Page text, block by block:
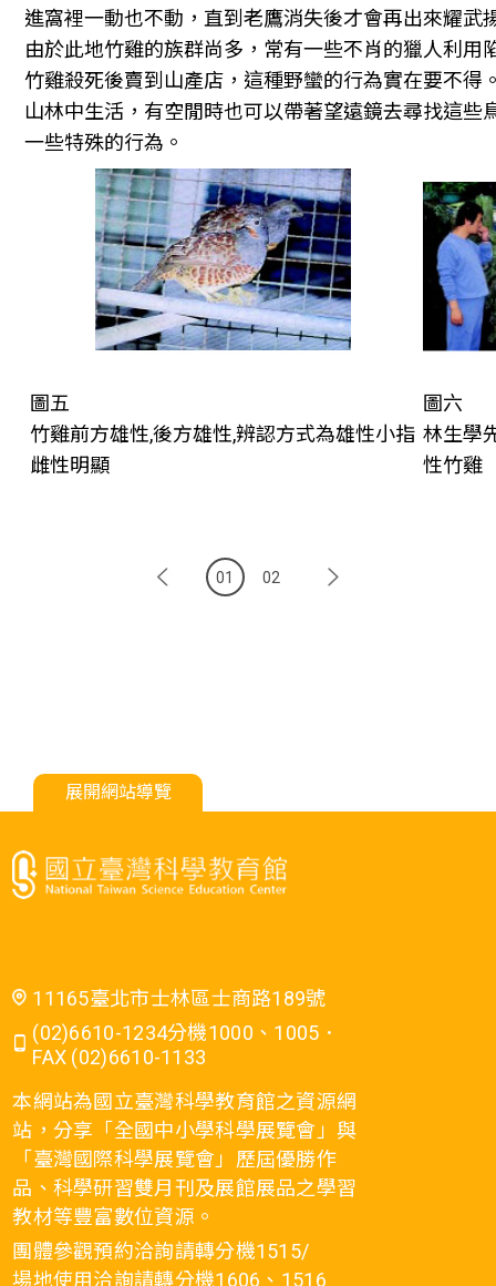
進窩裡一動也不動，直到老鷹消失後才會再出來耀武
由於此地竹雞的族群尚多，常有一些不肖的獵人利用
竹雞殺死後賣到山產店，這種野蠻的行為實在要不得
山林中生活，有空閒時也可以帶著望遠鏡去尋找這些
一些特殊的行為。
圖五
竹雞前方雄性,後方雄性,辨認方式為雄性小指
雌性明顯
圖六
林生學
性竹雞
01 02
展開網站導覽
11165臺北市士林區士商路189號
(02)6610-1234分機1000、1005．
FAX (02)6610-1133
本網站為國立臺灣科學教育館之資源網
站，分享「全國中小學科學展覽會」與
「臺灣國際科學展覽會」歷屆優勝作
品、科學研習雙月刊及展館展品之學習
教材等豐富數位資源。
團體參觀預約洽詢請轉分機1515/
場地使用洽詢請轉分機1606、1516